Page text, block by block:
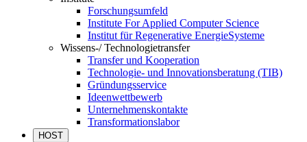
Forschungsumfeld
Institute For Applied Computer Science
Institut für Regenerative EnergieSysteme
Wissens-/ Technologietransfer
Transfer und Kooperation
Technologie- und Innovationsberatung (TIB)
Gründungsservice
Ideenwettbewerb
Unternehmenskontakte
Transformationslabor
HOST